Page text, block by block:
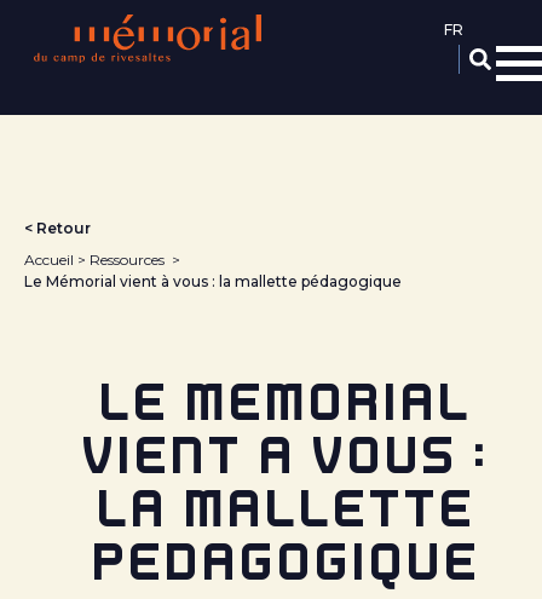
< Retour
Accueil
Ressources
Le Mémorial vient à vous : la mallette pédagogique
LE MÉMORIAL
VIENT À VOUS :
LA MALLETTE
PÉDAGOGIQUE